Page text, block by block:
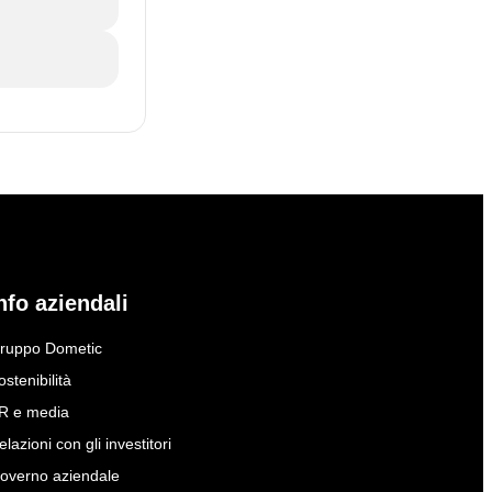
aziendali
Dometic
e media
con gli investitori
aziendale